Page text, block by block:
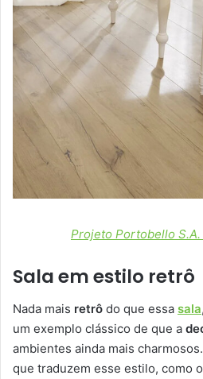
Projeto Portobello
Sala em estilo retrô
Nada mais retrô do que essa sala
um exemplo clássico de que a
ambientes ainda mais
que traduzem esse estilo, como o